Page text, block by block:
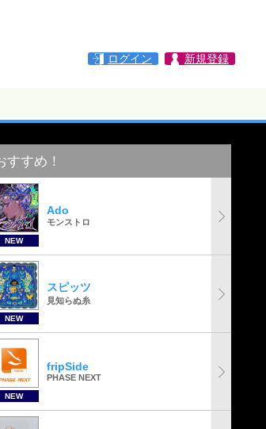
ログイン 新規登録
すすめ！
NEW
Ado
モンストロ
NEW
スピッツ
見知らぬ糸
NEW
fripSide
PHASE NEXT